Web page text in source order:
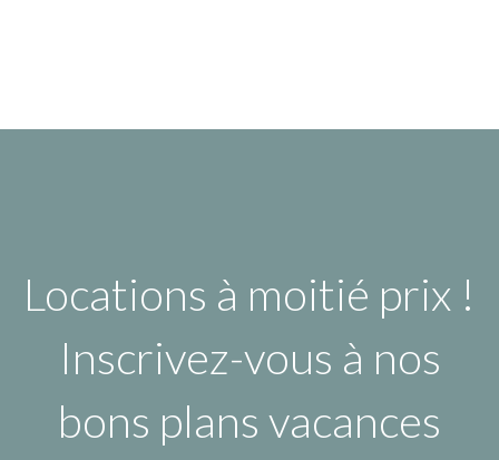
Locations à moitié prix !
Inscrivez-vous à nos
bons plans vacances